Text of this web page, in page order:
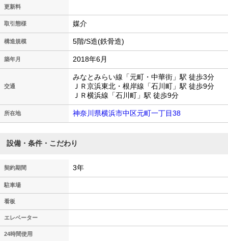
更新料
取引態様 媒介
構造規模 5階/S造(鉄骨造)
築年月 2018年6月
交通
みなとみらい線「元町・中華街」駅 徒歩3分
ＪＲ京浜東北・根岸線「石川町」駅 徒歩9分
ＪＲ横浜線「石川町」駅 徒歩9分
所在地 神奈川県横浜市中区元町一丁目38
設備・条件・こだわり
契約期間 3年
駐車場
看板
エレベーター
24時間使用